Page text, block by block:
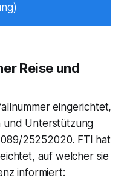
Reise und
eingerichtet,
und Unterstützung
25252020. FTI hat
auf welcher sie
informiert: